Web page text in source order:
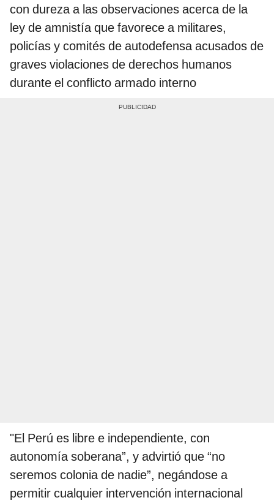
con dureza a las observaciones acerca de la
ley de amnistía que favorece a militares,
policías y comités de autodefensa acusados de
graves violaciones de derechos humanos
durante el conflicto armado interno
"El Perú es libre e independiente, con
autonomía soberana”, y advirtió que “no
seremos colonia de nadie”, negándose a
permitir cualquier intervención internacional